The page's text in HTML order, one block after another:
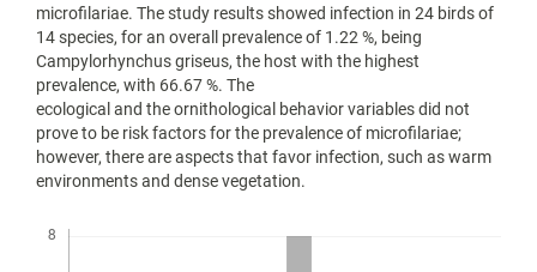
microfilariae. The study results showed infection in 24 birds of
14 species, for an overall prevalence of 1.22 %, being
Campylorhynchus griseus, the host with the highest
prevalence, with 66.67 %. The
ecological and the ornithological behavior variables did not
prove to be risk factors for the prevalence of microfilariae;
however, there are aspects that favor infection, such as warm
environments and dense vegetation.